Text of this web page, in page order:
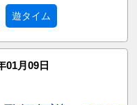
遊タイム
01月09日